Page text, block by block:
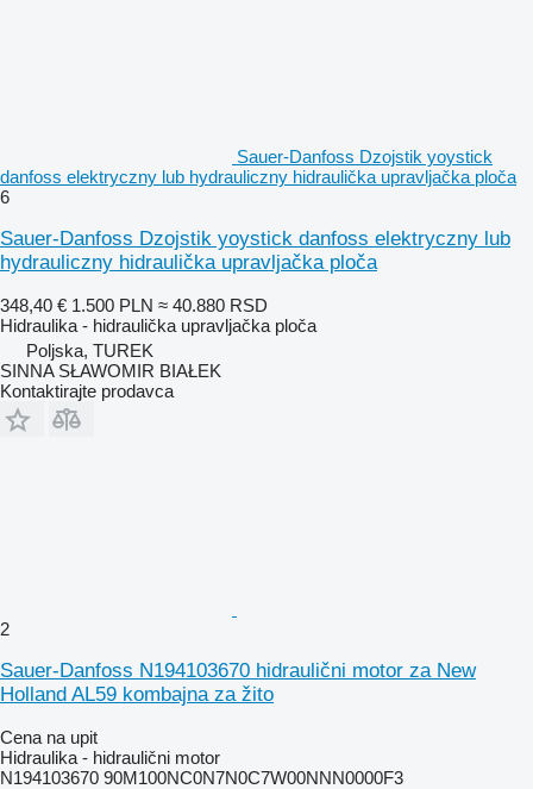
Sauer-Danfoss Dzojstik yoystick
danfoss elektryczny lub hydrauliczny hidraulička upravljačka ploča
6
Sauer-Danfoss Dzojstik yoystick danfoss elektryczny lub
hydrauliczny hidraulička upravljačka ploča
348,40 € 1.500 PLN ≈ 40.880 RSD
Hidraulika - hidraulička upravljačka ploča
Poljska, TUREK
SINNA SŁAWOMIR BIAŁEK
Kontaktirajte prodavca
2
Sauer-Danfoss N194103670 hidraulični motor za New
Holland AL59 kombajna za žito
Cena na upit
Hidraulika - hidraulični motor
N194103670 90M100NC0N7N0C7W00NNN0000F3